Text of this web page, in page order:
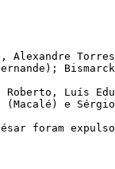
Alexandre
Luís
e Sérgio
foram